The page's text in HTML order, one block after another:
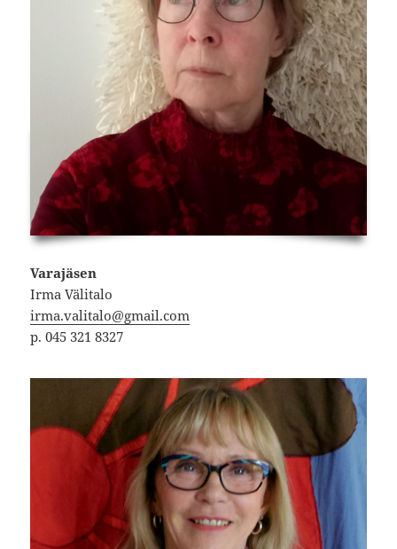
Varajäsen
Irma Välitalo
irma.valitalo@gmail.com
p. 045 321 8327